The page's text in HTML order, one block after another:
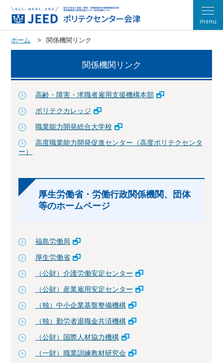
ホーム 関係機関リンク
関係機関リンク
高齢・障害・求職者雇用支援機構本部
ポリテクカレッジ
職業能力開発総合大学校
高度職業能力開発促進センター（高度ポリテクセンタ
ー）
厚生労働省・労働行政関係機関、団体
等のホームページ
福島労働局
厚生労働省
（公財）介護労働安定センター
（公財）産業雇用安定センター
（独）中小企業基盤整備機構
（独）勤労者退職金共済機構
（公財）国際人材協力機構
（一財）職業訓練教材研究会